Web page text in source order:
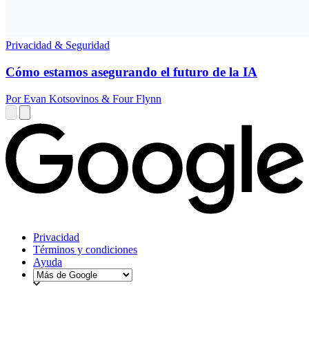
Privacidad & Seguridad
Cómo estamos asegurando el futuro de la IA
Por Evan Kotsovinos & Four Flynn
Privacidad
Términos y condiciones
Ayuda